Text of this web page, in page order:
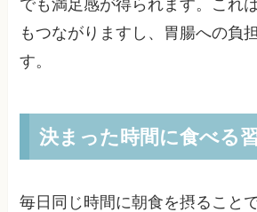
でも満足感が得られます。これ
もつながりますし、胃腸への負
す。
決まった時間に食べる
毎日同じ時間に朝食を摂ること